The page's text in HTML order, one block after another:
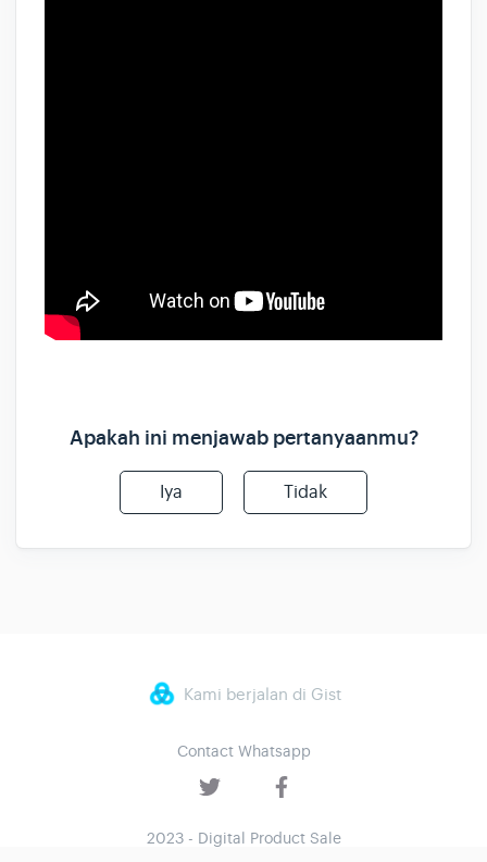
Apakah ini menjawab pertanyaanmu?
Iya Tidak
Kami berjalan di Gist
Contact Whatsapp
2023 - Digital Product Sale